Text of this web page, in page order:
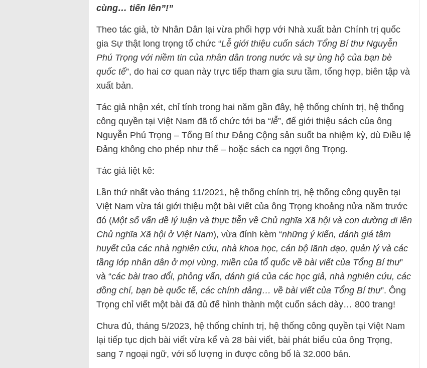
cùng… tiến lên”!”
Theo tác giả, tờ Nhân Dân lại vừa phối hợp với Nhà xuất bản Chính trị quốc
gia Sự thật long trọng tổ chức “Lễ giới thiệu cuốn sách Tổng Bí thư Nguyễn
Phú Trọng với niềm tin của nhân dân trong nước và sự ủng hộ của bạn bè
quốc tế”, do hai cơ quan này trực tiếp tham gia sưu tầm, tổng hợp, biên tập và
xuất bản.
Tác giả nhận xét, chỉ tính trong hai năm gần đây, hệ thống chính trị, hệ thống
công quyền tại Việt Nam đã tổ chức tới ba “lễ”, để giới thiệu sách của ông
Nguyễn Phú Trọng – Tổng Bí thư Đảng Cộng sản suốt ba nhiệm kỳ, dù Điều lệ
Đảng không cho phép như thế – hoặc sách ca ngợi ông Trọng.
Tác giả liệt kê:
Lần thứ nhất vào tháng 11/2021, hệ thống chính trị, hệ thống công quyền tại
Việt Nam vừa tái giới thiệu một bài viết của ông Trọng khoảng nửa năm trước
đó (Một số vấn đề lý luận và thực tiễn về Chủ nghĩa Xã hội và con đường đi lên
Chủ nghĩa Xã hội ở Việt Nam), vừa đính kèm “những ý kiến, đánh giá tâm
huyết của các nhà nghiên cứu, nhà khoa học, cán bộ lãnh đạo, quản lý và các
tầng lớp nhân dân ở mọi vùng, miền của tổ quốc về bài viết của Tổng Bí thư”
và “các bài trao đổi, phỏng vấn, đánh giá của các học giả, nhà nghiên cứu, các
đồng chí, bạn bè quốc tế, các chính đảng… về bài viết của Tổng Bí thư”. Ông
Trọng chỉ viết một bài đã đủ để hình thành một cuốn sách dày… 800 trang!
Chưa đủ, tháng 5/2023, hệ thống chính trị, hệ thống công quyền tại Việt Nam
lại tiếp tục dịch bài viết vừa kể và 28 bài viết, bài phát biểu của ông Trọng,
sang 7 ngoại ngữ, với số lượng in được công bố là 32.000 bản.